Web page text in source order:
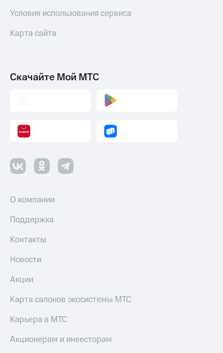
Условия использования сервиса
Карта сайта
Скачайте Мой МТС
О компании
Поддержка
Контакты
Новости
Акции
Карта салонов экосистемы МТС
Карьера в МТС
Акционерам и инвесторам